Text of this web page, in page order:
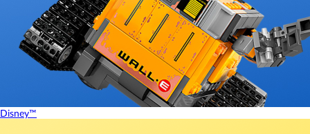
Disney™